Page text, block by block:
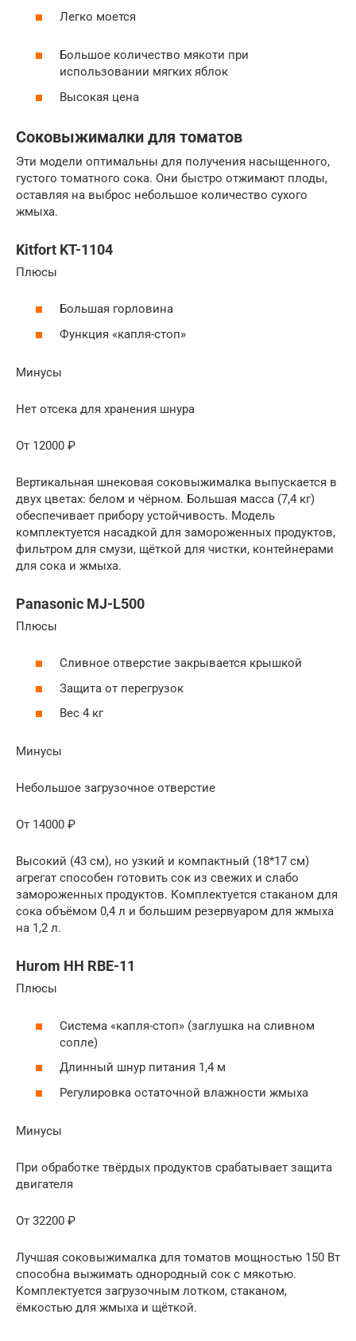
Легко моется
Большое количество мякоти при
использовании мягких яблок
Высокая цена
Соковыжималки для томатов
Эти модели оптимальны для получения насыщенного,
густого томатного сока. Они быстро отжимают плоды,
оставляя на выброс небольшое количество сухого
жмыха.
Kitfort KT-1104
Плюсы
Большая горловина
Функция «капля-стоп»
Минусы
Нет отсека для хранения шнура
От 12000 ₽
Вертикальная шнековая соковыжималка выпускается в
двух цветах: белом и чёрном. Большая масса (7,4 кг)
обеспечивает прибору устойчивость. Модель
комплектуется насадкой для замороженных продуктов,
фильтром для смузи, щёткой для чистки, контейнерами
для сока и жмыха.
Panasonic MJ-L500
Плюсы
Сливное отверстие закрывается крышкой
Защита от перегрузок
Вес 4 кг
Минусы
Небольшое загрузочное отверстие
От 14000 ₽
Высокий (43 см), но узкий и компактный (18*17 см)
агрегат способен готовить сок из свежих и слабо
замороженных продуктов. Комплектуется стаканом для
сока объёмом 0,4 л и большим резервуаром для жмыха
на 1,2 л.
Hurom HH RBE-11
Плюсы
Система «капля-стоп» (заглушка на сливном
сопле)
Длинный шнур питания 1,4 м
Регулировка остаточной влажности жмыха
Минусы
При обработке твёрдых продуктов срабатывает защита
двигателя
От 32200 ₽
Лучшая соковыжималка для томатов мощностью 150 Вт
способна выжимать однородный сок с мякотью.
Комплектуется загрузочным лотком, стаканом,
ёмкостью для жмыха и щёткой.